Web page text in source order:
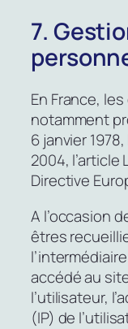
7.
En France,
notamment
6 janvier
2004, l’article
Directive
A l’occasion
êtres
accédé au
l’utilisateur,
(IP) de